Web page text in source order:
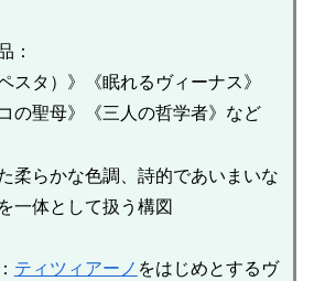
：
タ）》《眠れるヴィーナス》
の聖母》《三人の哲学者》など
柔らかな色調、詩的であいまいな
一体として扱う構図
ティツィアーノ をはじめとするヴ